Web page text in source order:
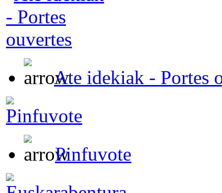
Ate idekiak - Portes
Pinfuvote